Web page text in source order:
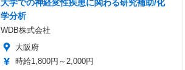
大学での神経変性疾患に関わる研究補助/化
学分析
WDB株式会社
大阪府
時給1,800円～2,000円